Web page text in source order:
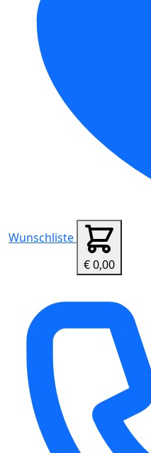
Wunschliste
€ 0,00